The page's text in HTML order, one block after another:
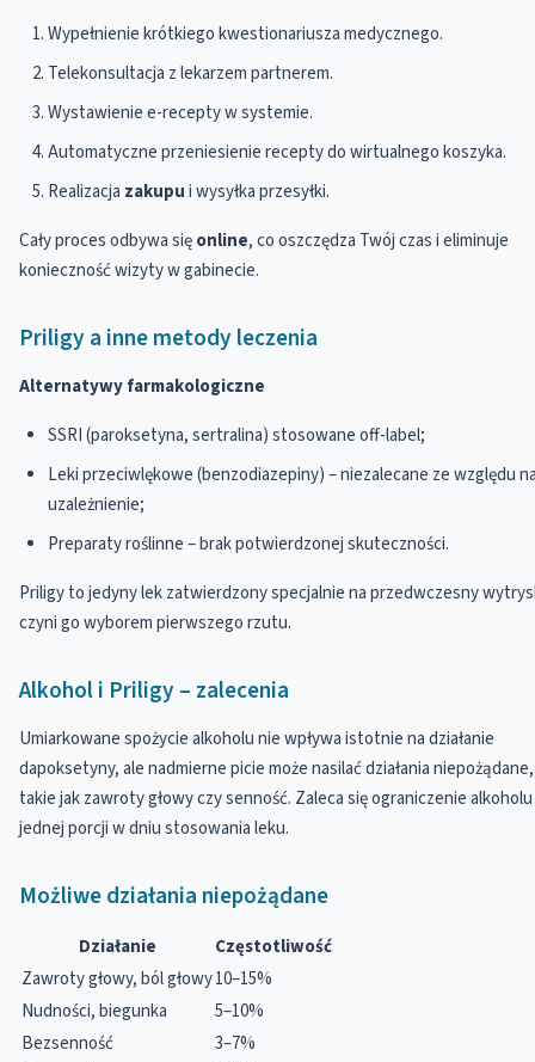
Wypełnienie krótkiego kwestionariusza medycznego.
Telekonsultacja z lekarzem partnerem.
Wystawienie e-recepty w systemie.
Automatyczne przeniesienie recepty do wirtualnego koszyka.
Realizacja zakupui wysyłka przesyłki.
Cały proces odbywa sięonline, co oszczędza Twój czas i eliminuje
konieczność wizyty w gabinecie.
Priligy a inne metody leczenia
Alternatywy farmakologiczne
SSRI (paroksetyna, sertralina) stosowane off-label;
Leki przeciwlękowe (benzodiazepiny) – niezalecane ze względu
uzależnienie;
Preparaty roślinne – brak potwierdzonej skuteczności.
Priligy to jedyny lek zatwierdzony specjalnie na przedwczesny
czyni go wyborem pierwszego rzutu.
Alkohol i Priligy – zalecenia
Umiarkowane spożycie alkoholu nie wpływa istotnie na działanie
dapoksetyny, ale nadmierne picie może nasilać działania niepożądane,
takie jak zawroty głowy czy senność. Zaleca się ograniczenie
jednej porcji w dniu stosowania leku.
Możliwe działania niepożądane
Działanie
Częstotliwość
Zawroty głowy, ból głowy10–15%
Nudności, biegunka
5–10%
Bezsenność
3–7%